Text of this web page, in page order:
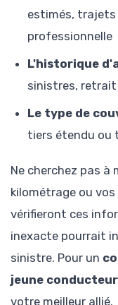
estimés,
professionnelle
L'historique
sinistres,
Le type de
tiers étendu ou
Ne cherchez pas
kilométrage ou vos
vérifieront ces
inexacte pourrait
sinistre. Pour un
jeune
votre meilleur allié.